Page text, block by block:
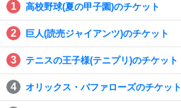
高校野球(夏の甲子園)のチケット
巨人(読売ジャイアンツ)のチケット
テニスの王子様(テニプリ)のチケット
オリックス・バファローズのチケット